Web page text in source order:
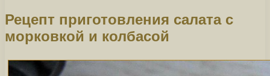
Рецепт приготовления салата с
морковкой и колбасой